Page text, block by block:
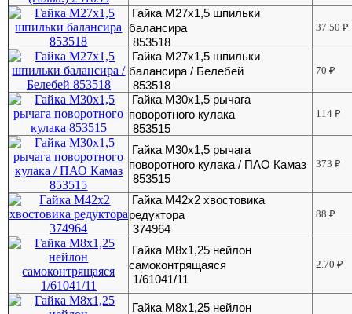
Гайка М27х1,5 шпильки
балансира
853518
37.50₽
Гайка М27х1,5 шпильки
балансира / Белебей
853518
70₽
Гайка М30х1,5 рычага
поворотного кулака
853515
114₽
Гайка М30х1,5 рычага
поворотного кулака / ПАО Камаз
853515
373₽
Гайка М42х2 хвостовика
редуктора
374964
88₽
Гайка М8х1,25 нейлон
самоконтрящаяся
1/61041/11
2.70₽
Гайка М8х1,25 нейлон